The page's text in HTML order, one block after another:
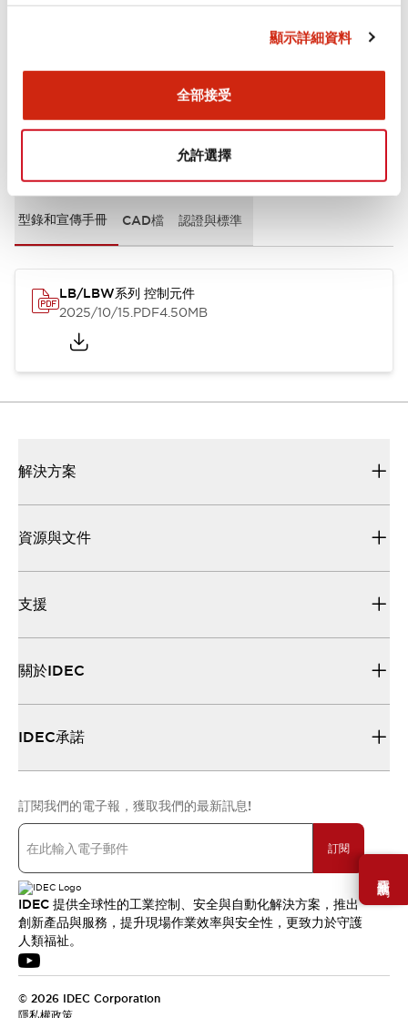
顯示詳細資料
全部接受
允許選擇
需要幫助嗎？
型錄和宣傳手冊 CAD檔 認證與標準
LB/LBW系列 控制元件
2025/10/15.PDF4.50MB
解決方案
資源與文件
支援
關於IDEC
IDEC承諾
訂閱我們的電子報，獲取我們的最新訊息!
訂閱
IDEC 提供全球性的工業控制、安全與自動化解決方案，推出
創新產品與服務，提升現場作業效率與安全性，更致力於守護
人類福祉。
© 2026 IDEC Corporation